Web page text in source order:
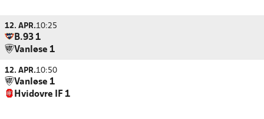
12. APR.10:25
B.93 1
Vanløse 1
12. APR.10:50
Vanløse 1
Hvidovre IF 1